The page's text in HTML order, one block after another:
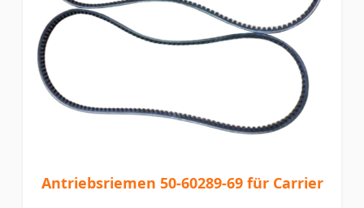
Antriebsriemen 50-60289-69 für Carrier